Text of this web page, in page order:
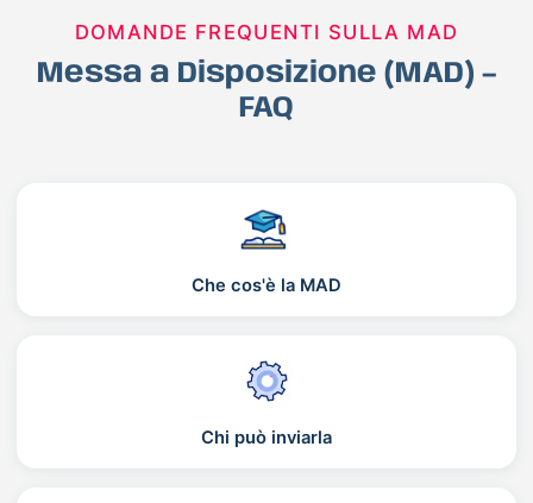
DOMANDE FREQUENTI SULLA MAD
Messa a Disposizione (MAD) –
FAQ
Che cos'è la MAD
Chi può inviarla